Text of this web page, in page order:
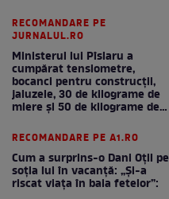
RECOMANDARE PE
JURNALUL.RO
Ministerul lui Pîslaru a
cumpărat tensiometre,
bocanci pentru construcții,
jaluzele, 30 de kilograme de
miere și 50 de kilograme de
RECOMANDARE PE A1.RO
Cum a surprins-o Dani Oțil pe
soția lui în vacanță: „Și-a
riscat viața în baia fetelor”: